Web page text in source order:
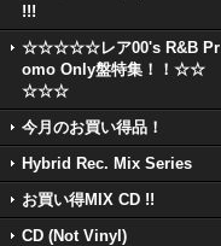
!!!
☆☆☆☆☆レア00's R&B Pr
omo Only盤特集！！☆☆
☆☆☆
今月のお買い得品！
Hybrid Rec. Mix Series
お買い得MIX CD !!
CD (Not Vinyl)